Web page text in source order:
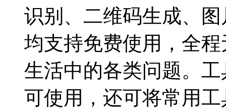
识别、二维码生成、
均支持免费使用，全
生活中的各类问题。
可使用，还可将常用